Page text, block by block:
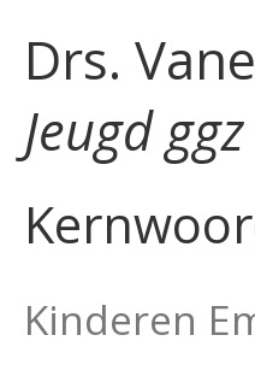
Drs.
Jeugd
Kinderen